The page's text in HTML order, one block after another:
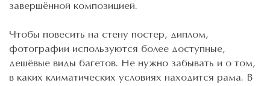
завершённой композицией.
Чтобы повесить на стену постер, диплом,
фотографии используются более доступные,
дешёвые виды багетов. Не нужно забывать и о том,
в каких климатических условиях находится рама. В